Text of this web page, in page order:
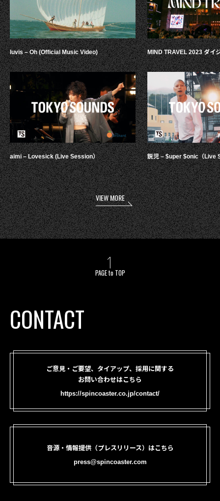
luvis – Oh (Official Music Video)
aimi – Lovesick (Live Session）
MIND TRAVEL 2023 ダイ
鋭児 – $uper $onic（Live
VIEW MORE
PAGE to TOP
CONTACT
ご意見・ご要望、タイアップ、採用に関する
お問い合わせはこちら
https://spincoaster.co.jp/contact/
音源・情報提供（プレスリリース）はこちら
press@spincoaster.com